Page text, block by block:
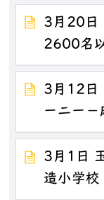
3月20日
2600名
3月12日
ーニー－
3月1日
造小学校